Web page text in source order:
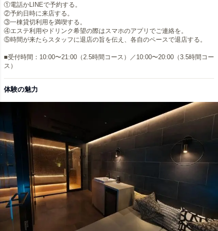
①電話かLINEで予約する。
②予約日時に来店する。
③一棟貸切利用を満喫する。
④エステ利用やドリンク希望の際はスマホのアプリでご連絡を。
⑤時間が来たらスタッフに退店の旨を伝え、各自のペースで退店する。
■受付時間：10:00〜21:00（2.5時間コース）／10:00〜20:00（3.5時間コー
体験の魅力